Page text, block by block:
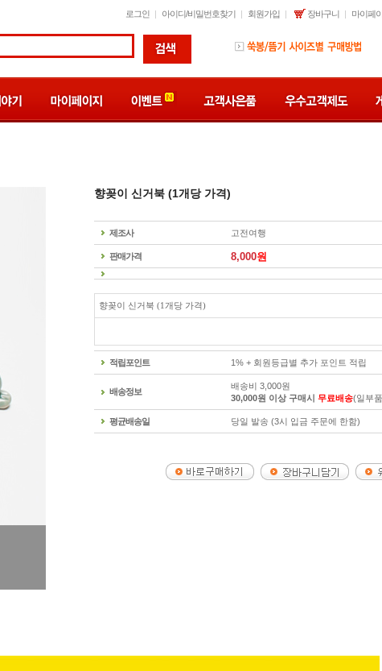
로그인 아이디/비밀번호찾기 회원가입 장바구니 마이페
향꽂이 신거북 (1개당 가격)
제조사 고전여행
판매가격 8,000원
향꽂이 신거북 (1개당 가격)
적립포인트 1% + 회원등급별 추가 포인트 적립
배송정보
배송비 3,000원
30,000원 이상 구매시 무료배송(일부
평균배송일 당일 발송 (3시 입금 주문에 한함)